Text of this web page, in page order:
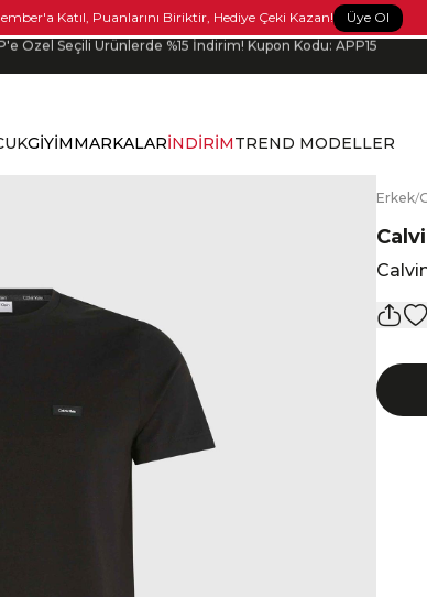
Katıl, Puanlarını Biriktir, Hediye Çeki Kazan! Üye Ol
Siparişin 1-3 iş günü içerisinde kargoya verilecektir.
Özel Seçili Ürünlerde %15 İndirim! Kupon Kodu: APP15
GİYİMMARKALARİNDİRİMTREND MODELLER
Erkek/